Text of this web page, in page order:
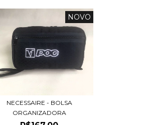
NOVO
NECESSAIRE - BOLSA
ORGANIZADORA